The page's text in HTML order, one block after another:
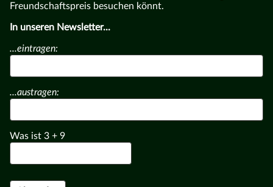
Freundschaftspreis besuchen könnt.
In unseren Newsletter...
...eintragen:
...austragen:
Was ist 3 + 9